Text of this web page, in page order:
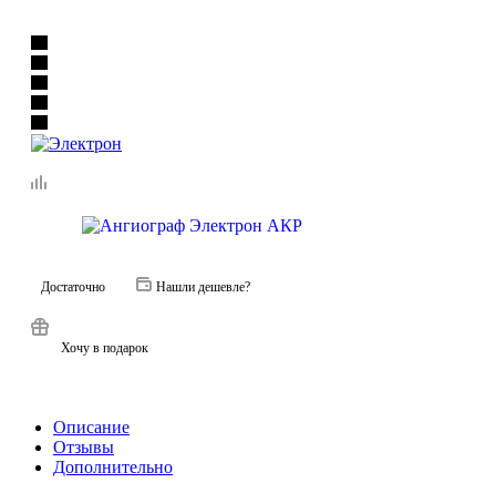
Достаточно Нашли дешевле?
Хочу в подарок
Описание
Отзывы
Дополнительно